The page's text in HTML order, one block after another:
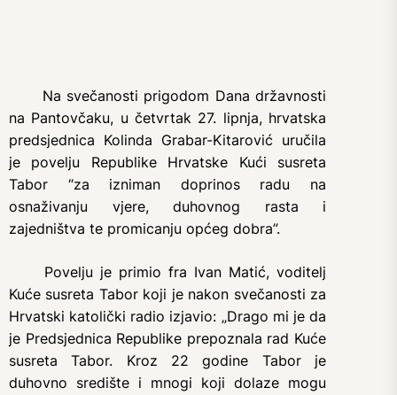
Na svečanosti prigodom Dana državnosti
na Pantovčaku, u četvrtak 27. lipnja, hrvatska
predsjednica Kolinda Grabar-Kitarović uručila
je povelju Republike Hrvatske Kući susreta
Tabor “za izniman doprinos radu na
osnaživanju vjere, duhovnog rasta i
zajedništva te promicanju općeg dobra”.
Povelju je primio fra Ivan Matić, voditelj
Kuće susreta Tabor koji je nakon svečanosti za
Hrvatski katolički radio izjavio: „Drago mi je da
je Predsjednica Republike prepoznala rad Kuće
susreta Tabor. Kroz 22 godine Tabor je
duhovno središte i mnogi koji dolaze mogu